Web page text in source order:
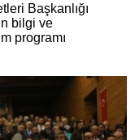
Başkanlığı
bilgi ve
programı